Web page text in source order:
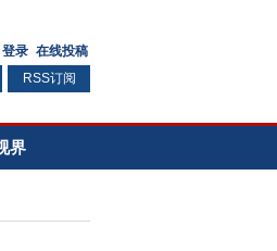
RSS订阅
界